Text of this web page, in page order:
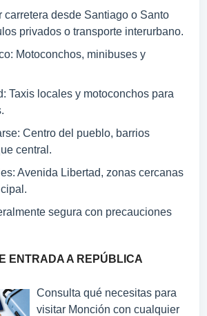
carretera desde Santiago o Santo
privados o transporte interurbano.
Motoconchos, minibuses y
Taxis locales y motoconchos para
Centro del pueblo, barrios
central.
Avenida Libertad, zonas cercanas
segura con precauciones
ENTRADA A REPÚBLICA
Consulta qué necesitas para
visitar Monción con cualquier